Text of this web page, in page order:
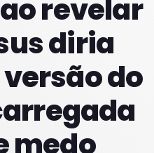
revelar
diria
do
medo